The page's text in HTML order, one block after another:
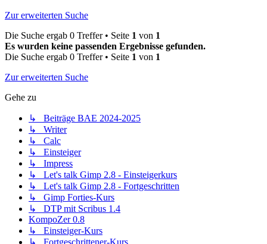
Zur erweiterten Suche
Die Suche ergab 0 Treffer • Seite 1 von 1
Es wurden keine passenden Ergebnisse gefunden.
Die Suche ergab 0 Treffer • Seite 1 von 1
Zur erweiterten Suche
Gehe zu
↳ Beiträge BAE 2024-2025
↳ Writer
↳ Calc
↳ Einsteiger
↳ Impress
↳ Let's talk Gimp 2.8 - Einsteigerkurs
↳ Let's talk Gimp 2.8 - Fortgeschritten
↳ Gimp Forties-Kurs
↳ DTP mit Scribus 1.4
KompoZer 0.8
↳ Einsteiger-Kurs